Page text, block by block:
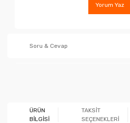
Yorum Yaz
Soru & Cevap
ÜRÜN
BİLGİSİ
TAKSİT
SEÇENEKLERİ